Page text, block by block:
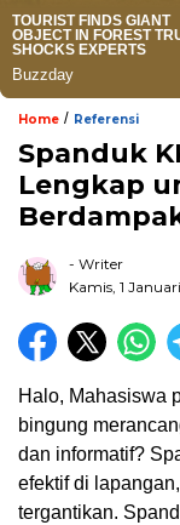
Home / Referensi
Spanduk
Lengkap
- Writer
Kamis, 1
Halo, Mahasiswa
bingung
dan informatif?
efektif di
tergantikan.